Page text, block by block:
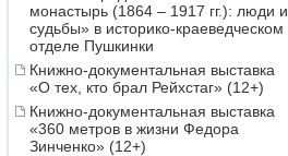
монастырь (1864 – 1917 гг.): люди и
судьбы» в историко-краеведческом
отделе Пушкинки
Книжно-документальная выставка
«О тех, кто брал Рейхстаг» (12+)
Книжно-документальная выставка
«360 метров в жизни Федора
Зинченко» (12+)